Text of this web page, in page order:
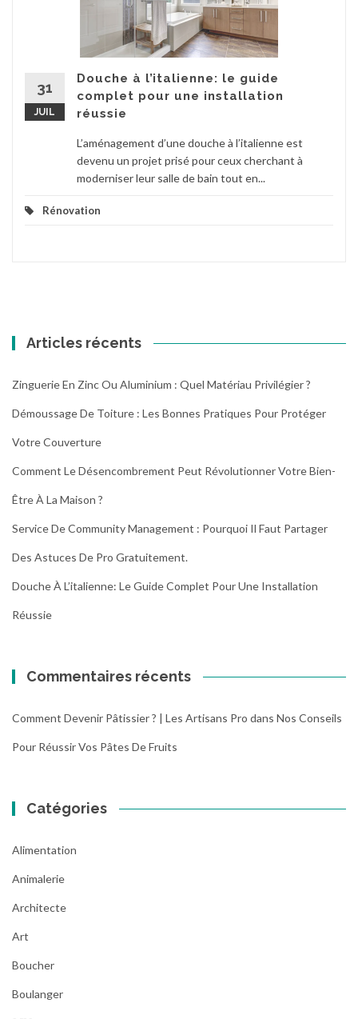
31
JUIL
Douche à l’italienne: le guide
complet pour une installation
réussie
L’aménagement d’une douche à l’italienne est
devenu un projet prisé pour ceux cherchant à
moderniser leur salle de bain tout en...
Rénovation
Articles récents
Zinguerie En Zinc Ou Aluminium : Quel Matériau Privilégier ?
Démoussage De Toiture : Les Bonnes Pratiques Pour Protéger
Votre Couverture
Comment Le Désencombrement Peut Révolutionner Votre Bien-
Être À La Maison ?
Service De Community Management : Pourquoi Il Faut Partager
Des Astuces De Pro Gratuitement.
Douche À L’italienne: Le Guide Complet Pour Une Installation
Réussie
Commentaires récents
Comment Devenir Pâtissier ? | Les Artisans Pro dans Nos Conseils
Pour Réussir Vos Pâtes De Fruits
Catégories
Alimentation
Animalerie
Architecte
Art
Boucher
Boulanger